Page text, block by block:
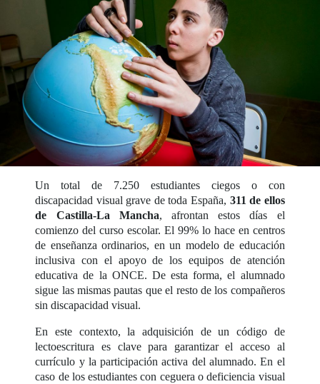
Un total de 7.250 estudiantes ciegos o con
discapacidad visual grave de toda España, 311 de ellos
de Castilla-La Mancha, afrontan estos días el
comienzo del curso escolar. El 99% lo hace en centros
de enseñanza ordinarios, en un modelo de educación
inclusiva con el apoyo de los equipos de atención
educativa de la ONCE. De esta forma, el alumnado
sigue las mismas pautas que el resto de los compañeros
sin discapacidad visual.
En este contexto, la adquisición de un código de
lectoescritura es clave para garantizar el acceso al
currículo y la participación activa del alumnado. En el
caso de los estudiantes con ceguera o deficiencia visual